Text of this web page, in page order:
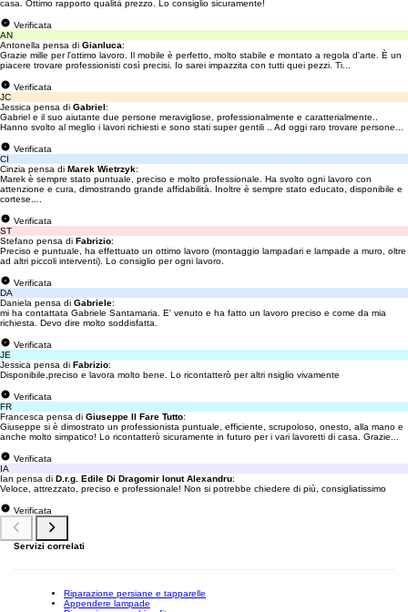
casa. Ottimo rapporto qualità prezzo. Lo consiglio sicuramente!
Verificata
AN
Antonella pensa di Gianluca:
Grazie mille per l'ottimo lavoro. Il mobile è perfetto, molto stabile e montato a regola d'arte. È un
piacere trovare professionisti così precisi. Io sarei impazzita con tutti quei pezzi. Ti...
Verificata
JC
Jessica pensa di Gabriel:
Gabriel e il suo aiutante due persone meravigliose, professionalmente e caratterialmente..
Hanno svolto al meglio i lavori richiesti e sono stati super gentili .. Ad oggi raro trovare persone...
Verificata
CI
Cinzia pensa di Marek Wietrzyk:
Marek è sempre stato puntuale, preciso e molto professionale. Ha svolto ogni lavoro con
attenzione e cura, dimostrando grande affidabilità. Inoltre è sempre stato educato, disponibile e
cortese....
Verificata
ST
Stefano pensa di Fabrizio:
Preciso e puntuale, ha effettuato un ottimo lavoro (montaggio lampadari e lampade a muro, oltre
ad altri piccoli interventi). Lo consiglio per ogni lavoro.
Verificata
DA
Daniela pensa di Gabriele:
mi ha contattata Gabriele Santamaria. E' venuto e ha fatto un lavoro preciso e come da mia
richiesta. Devo dire molto soddisfatta.
Verificata
JE
Jessica pensa di Fabrizio:
Disponibile,preciso e lavora molto bene. Lo ricontatterò per altri nsiglio vivamente
Verificata
FR
Francesca pensa di Giuseppe Il Fare Tutto:
Giuseppe si è dimostrato un professionista puntuale, efficiente, scrupoloso, onesto, alla mano e
anche molto simpatico! Lo ricontatterò sicuramente in futuro per i vari lavoretti di casa. Grazie...
Verificata
IA
Ian pensa di D.r.g. Edile Di Dragomir Ionut Alexandru:
Veloce, attrezzato, preciso e professionale! Non si potrebbe chiedere di più, consigliatissimo
Verificata
Servizi correlati
Riparazione persiane e tapparelle
Appendere lampade